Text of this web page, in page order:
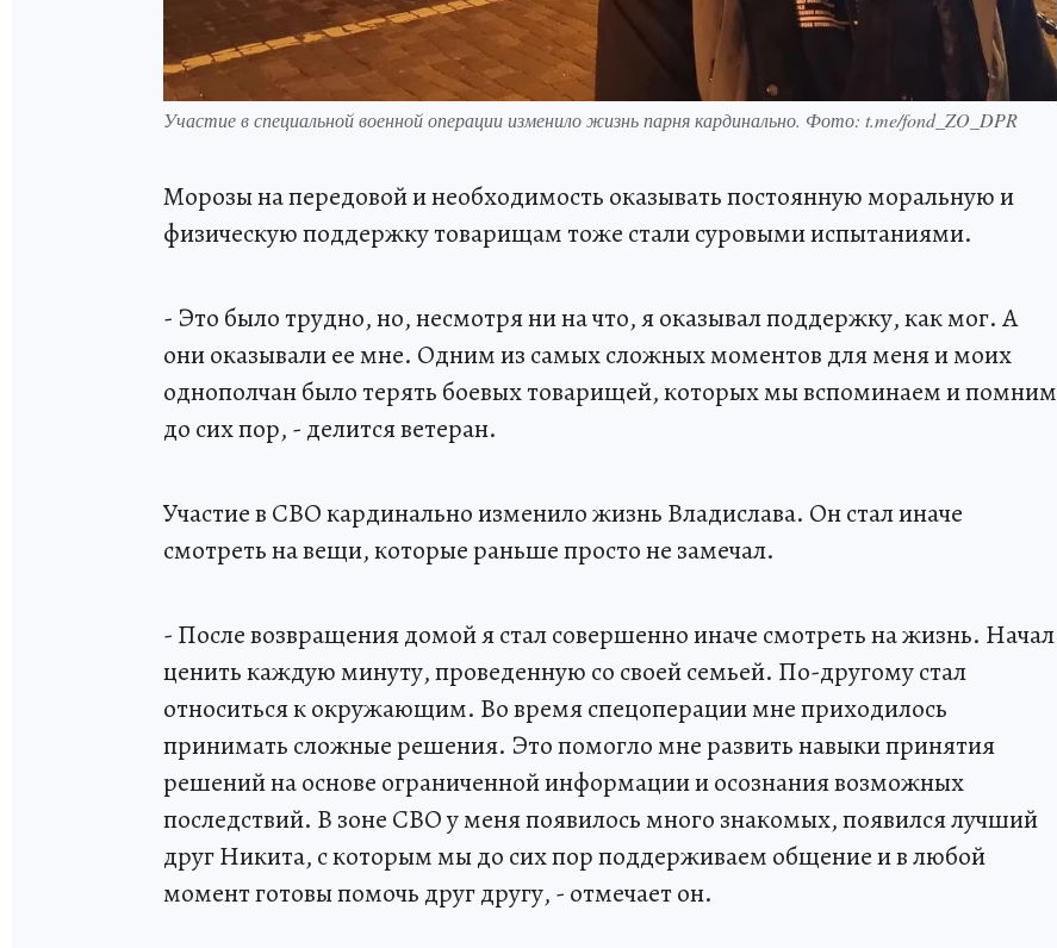
Участие в специальной военной операции изменило жизнь парня кардинально. Фото: t.me/fond_ZO_DPR
Морозы на передовой и необходимость оказывать постоянную моральную и
физическую поддержку товарищам тоже стали суровыми испытаниями.
- Это было трудно, но, несмотря ни на что, я оказывал поддержку, как мог. А
они оказывали ее мне. Одним из самых сложных моментов для меня и моих
однополчан было терять боевых товарищей, которых мы вспоминаем и помним
до сих пор, - делится ветеран.
Участие в СВО кардинально изменило жизнь Владислава. Он стал иначе
смотреть на вещи, которые раньше просто не замечал.
- После возвращения домой я стал совершенно иначе смотреть на жизнь. Начал
ценить каждую минуту, проведенную со своей семьей. По-другому стал
относиться к окружающим. Во время спецоперации мне приходилось
принимать сложные решения. Это помогло мне развить навыки принятия
решений на основе ограниченной информации и осознания возможных
последствий. В зоне СВО у меня появилось много знакомых, появился лучший
друг Никита, с которым мы до сих пор поддерживаем общение и в любой
момент готовы помочь друг другу, - отмечает он.